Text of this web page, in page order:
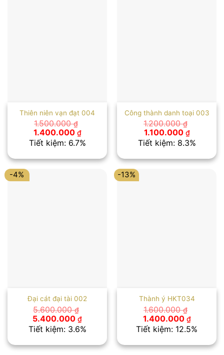
Thiên niên vạn đạt 004
1.500.000₫
Giá
gốc
là:
1.400.000 ₫Giá
hiện
tại
1.400.000 ₫.
Tiết kiệm: 6.7%
Công thành danh toại 003
1.200.000₫
Giá
gốc
là:
1.100.000 ₫Giá
hiện
tại
Tiết kiệm: 8.3%
-4%
Đại cát đại tài 002
5.600.000₫
Giá
gốc
là:
5.400.000 ₫Giá
hiện
tại
5.400.000 ₫.
Tiết kiệm: 3.6%
-13%
Thành ý HKT034
1.600.000₫
Giá
gốc
là:
1.400.000 ₫Giá
hiện
tại
Tiết kiệm: 12.5%